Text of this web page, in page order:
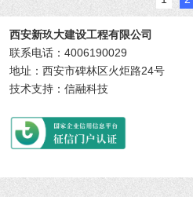
西安新玖大建设工程有限公司
联系电话：4006190029
地址：西安市碑林区火炬路24号
技术支持：信融科技